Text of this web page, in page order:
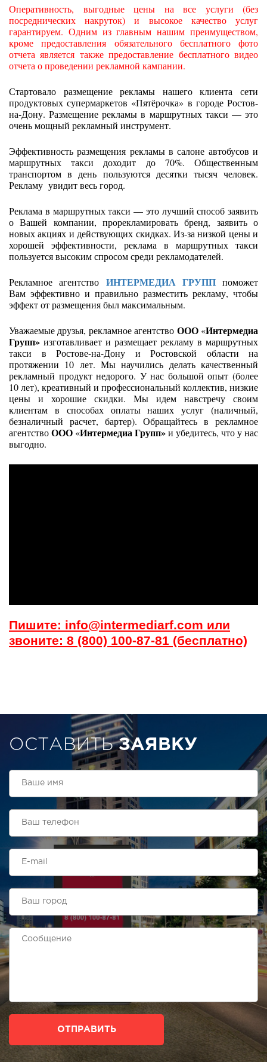
Оперативность, выгодные цены на все услуги (без
посреднических накруток) и высокое качество услуг
гарантируем. Одним из главным нашим преимуществом,
кроме предоставления обязательного бесплатного фото
отчета является также предоставление бесплатного видео
отчета о проведении рекламной кампании.
Стартовало размещение рекламы нашего клиента сети
продуктовых супермаркетов «Пятёрочка» в городе Ростов-
на-Дону. Размещение рекламы в маршрутных такси — это
очень мощный рекламный инструмент.
Эффективность размещения рекламы в салоне автобусов и
маршрутных такси доходит до 70%. Общественным
транспортом в день пользуются десятки тысяч человек.
Рекламу увидит весь город.
Реклама в маршрутных такси — это лучший способ заявить
о Вашей компании, прорекламировать бренд, заявить о
новых акциях и действующих скидках. Из-за низкой цены и
хорошей эффективности, реклама в маршрутных такси
пользуется высоким спросом среди рекламодателей.
Рекламное агентство ИНТЕРМЕДИА ГРУПП поможет
Вам эффективно и правильно разместить рекламу, чтобы
эффект от размещения был максимальным.
Уважаемые друзья, рекламное агентство ООО«Интермедиа
Групп» изготавливает и размещает рекламу в маршрутных
такси в Ростове-на-Дону и Ростовской области на
протяжении 10 лет. Мы научились делать качественный
рекламный продукт недорого. У нас большой опыт (более
10 лет), креативный и профессиональный коллектив, низкие
цены и хорошие скидки. Мы идем навстречу своим
клиентам в способах оплаты наших услуг (наличный,
безналичный расчет, бартер). Обращайтесь в рекламное
агентствоООО «Интермедиа Групп»и убедитесь, что у нас
выгодно.
Пишите: info@intermediarf.com или
звоните: 8 (800) 100-87-81 (бесплатно)
ОСТАВИТЬЗАЯВКУ
ОТПРАВИТЬ